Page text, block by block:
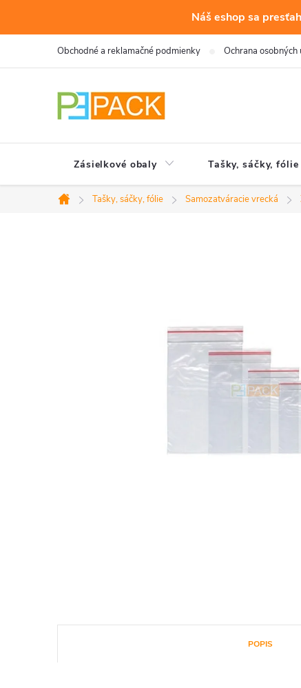
Náš eshop sa
Obchodné a reklamačné podmienky Ochrana osobných
Zásielkové obaly Tašky, sáčky, fólie
Domov
Tašky, sáčky, fólie Samozatváracie vrecká
POPIS